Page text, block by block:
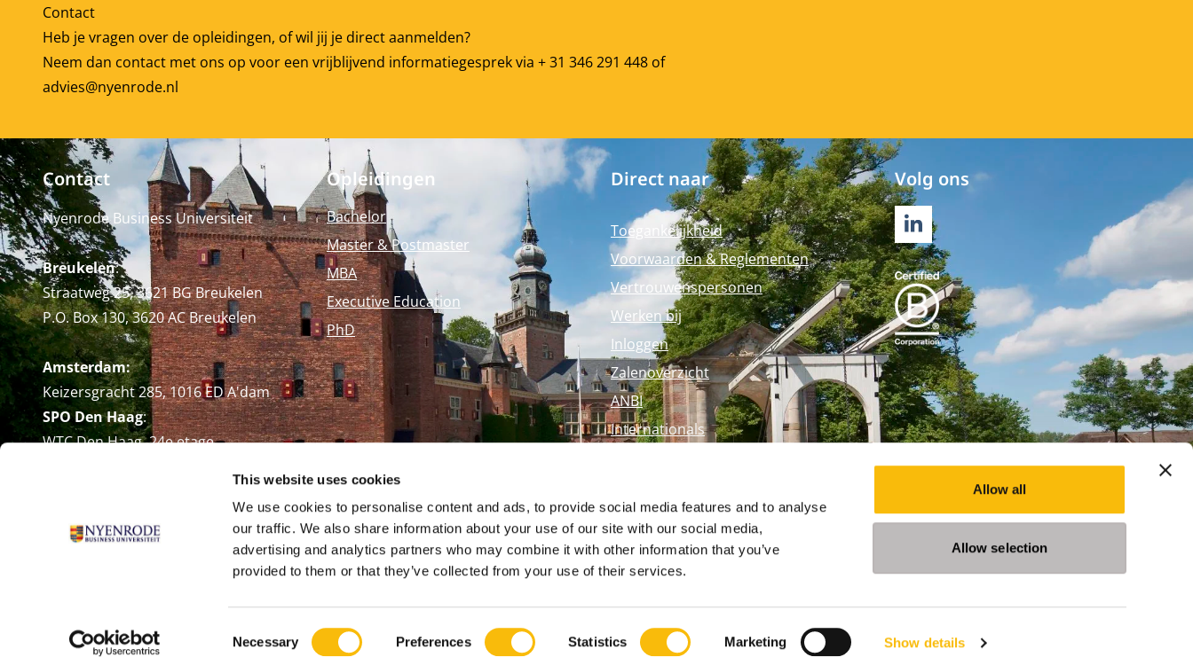
This website uses cookies
We use cookies to personalise content and ads, to provide social media features and to analyse
our traffic. We also share information about your use of our site with our social media,
advertising and analytics partners who may combine it with other information that you’ve
provided to them or that they’ve collected from your use of their services.
Selection
Necessary Preferences Statistics Marketing Show details
Allow all
Allow selection
Contact
Heb je vragen over de opleidingen, of wil jij je direct aanmelden?
Neem dan contact met ons op voor een vrijblijvend informatiegesprek via + 31 346 291 448 of
advies@nyenrode.nl
Contact
Nyenrode Business Universiteit
Breukelen:
Straatweg 25, 3621 BG Breukelen
P.O. Box 130, 3620 AC Breukelen
Amsterdam:
Keizersgracht 285, 1016 ED A'dam
SPO Den Haag:
WTC Den Haag, 24e etage
+31 (0)346 29 1211
Opleidingen
Bachelor
Master & Postmaster
MBA
Executive Education
PhD
Direct naar
Toegankelijkheid
Voorwaarden & Reglementen
Vertrouwenspersonen
Werken bij
Inloggen
Zalenoverzicht
ANBI
Internationals
Volg ons
LINKEDIN
© Universiteit Nyenrode B.V. 1946 - 2026 Opleidingen Evenementen Nieuws